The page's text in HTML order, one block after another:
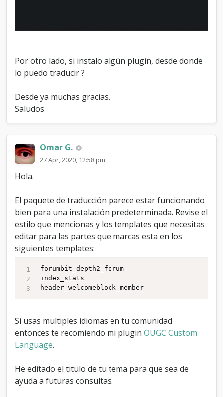
Por otro lado, si instalo algún plugin, desde donde
lo puedo traducir ?
Desde ya muchas gracias.
Saludos
Omar G.
27 Apr, 2020, 12:58 pm
Hola.
El paquete de traducción parece estar funcionando
bien para una instalación predeterminada. Revise el
estilo que mencionas y los templates que necesitas
editar para las partes que marcas esta en los
siguientes templates:
forumbit_depth2_forum
index_stats
header_welcomeblock_member
Si usas multiples idiomas en tu comunidad
entonces te recomiendo mi pluginOUGC Custom
Language.
He editado el titulo de tu tema para que sea de
ayuda a futuras consultas.